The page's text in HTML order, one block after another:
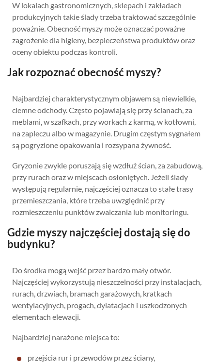
W lokalach gastronomicznych, sklepach i zakładach
produkcyjnych takie ślady trzeba traktować szczególnie
poważnie. Obecność myszy może oznaczać poważne
zagrożenie dla higieny, bezpieczeństwa produktów oraz
oceny obiektu podczas kontroli.
Jak rozpoznać obecność myszy?
Najbardziej charakterystycznym objawem są niewielkie,
ciemne odchody. Często pojawiają się przy ścianach, za
meblami, w szafkach, przy workach z karmą, w kotłowni,
na zapleczu albo w magazynie. Drugim częstym sygnałem
są pogryzione opakowania i rozsypana żywność.
Gryzonie zwykle poruszają się wzdłuż ścian, za zabudową,
przy rurach oraz w miejscach osłoniętych. Jeżeli ślady
występują regularnie, najczęściej oznacza to stałe trasy
przemieszczania, które trzeba uwzględnić przy
rozmieszczeniu punktów zwalczania lub monitoringu.
Gdzie myszy najczęściej dostają się do
budynku?
Do środka mogą wejść przez bardzo mały otwór.
Najczęściej wykorzystują nieszczelności przy instalacjach,
rurach, drzwiach, bramach garażowych, kratkach
wentylacyjnych, progach, dylatacjach i uszkodzonych
elementach elewacji.
Najbardziej narażone miejsca to:
przejścia rur i przewodów przez ściany,